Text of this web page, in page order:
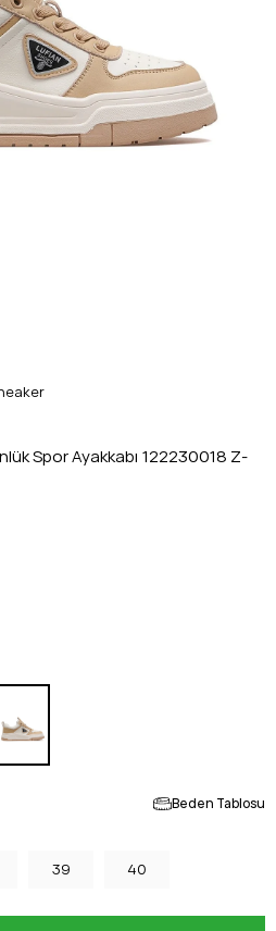
Spor Ayakkabı 122230018 Z-
Beden Tablosu
39 40